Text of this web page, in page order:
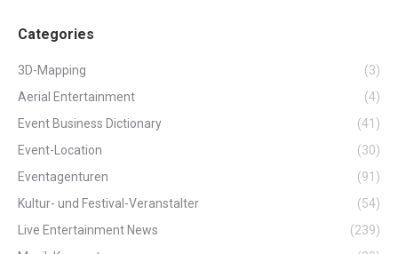
Categories
3D-Mapping
(3)
Aerial Entertainment
(4)
Event Business Dictionary
(41)
Event-Location
(30)
Eventagenturen
(91)
Kultur- und Festival-Veranstalter
(54)
Live Entertainment News
(239)